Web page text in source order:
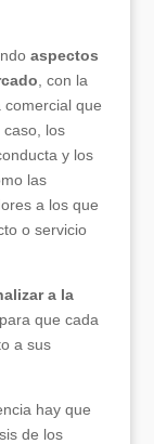
aspectos
, con la
que
los
y los
las
a los que
o servicio
a la
que cada
a sus
hay que
de los